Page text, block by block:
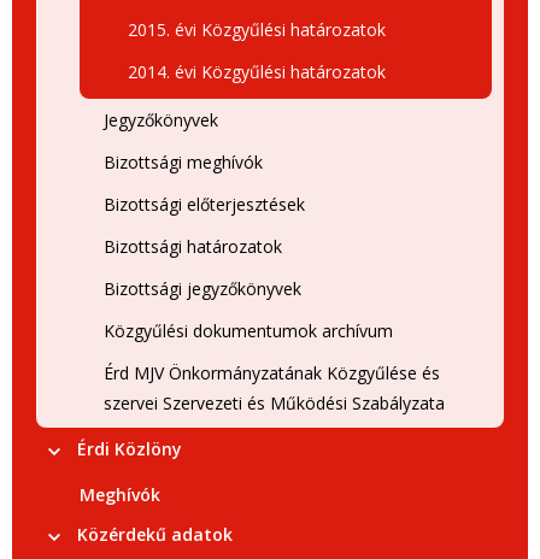
2015. évi Közgyűlési határozatok
2014. évi Közgyűlési határozatok
Jegyzőkönyvek
Bizottsági meghívók
Bizottsági előterjesztések
Bizottsági határozatok
Bizottsági jegyzőkönyvek
Közgyűlési dokumentumok archívum
Érd MJV Önkormányzatának Közgyűlése és
szervei Szervezeti és Működési Szabályzata
Érdi Közlöny
Meghívók
Közérdekű adatok